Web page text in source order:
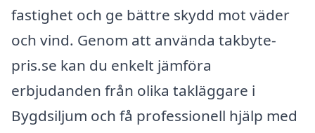
fastighet och ge bättre skydd mot väder
och vind. Genom att använda takbyte-
pris.se kan du enkelt jämföra
erbjudanden från olika takläggare i
Bygdsiljum och få professionell hjälp med